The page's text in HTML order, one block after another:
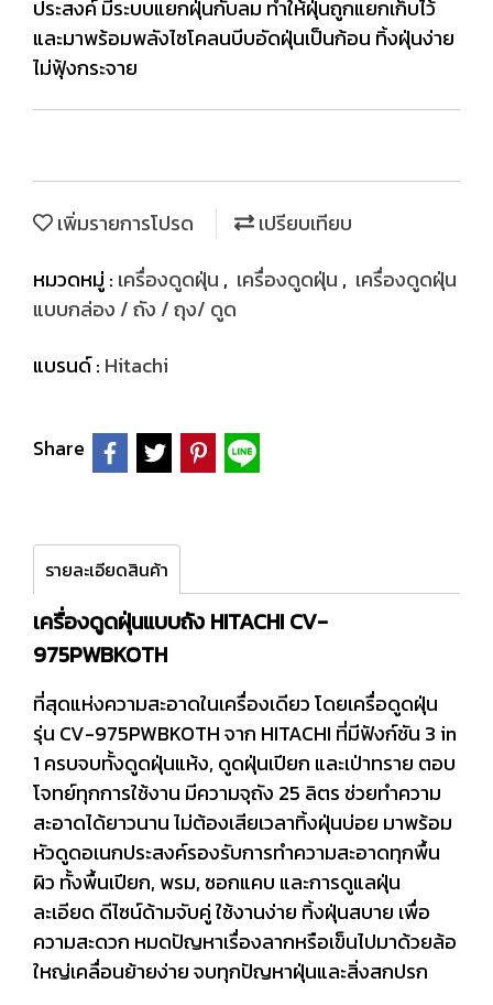
ประสงค์ มีระบบแยกฝุ่นกับลม ทำให้ฝุ่นถูกแยกเก็บไว้
และมาพร้อมพลังไซโคลนบีบอัดฝุ่นเป็นก้อน ทิ้งฝุ่นง่าย
ไม่ฟุ้งกระจาย
เพิ่มรายการโปรด
เปรียบเทียบ
หมวดหมู่ : เครื่องดูดฝุ่น , เครื่องดูดฝุ่น , เครื่องดูดฝุ่น
แบบกล่อง / ถัง / ถุง/ ดูด
แบรนด์ : Hitachi
Share
รายละเอียดสินค้า
เครื่องดูดฝุ่นแบบถัง HITACHI CV-
975PWBKOTH
ที่สุดแห่งความสะอาดในเครื่องเดียว โดยเครื่อดูดฝุ่น
รุ่น CV-975PWBKOTH จาก HITACHI ที่มีฟังก์ชัน 3 in
1 ครบจบทั้งดูดฝุ่นแห้ง, ดูดฝุ่นเปียก และเป่าทราย ตอบ
โจทย์ทุกการใช้งาน มีความจุถัง 25 ลิตร ช่วยทำความ
สะอาดได้ยาวนาน ไม่ต้องเสียเวลาทิ้งฝุ่นบ่อย มาพร้อม
หัวดูดอเนกประสงค์รองรับการทำความสะอาดทุกพื้น
ผิว ทั้งพื้นเปียก, พรม, ซอกแคบ และการดูแลฝุ่น
ละเอียด ดีไซน์ด้ามจับคู่ ใช้งานง่าย ทิ้งฝุ่นสบาย เพื่อ
ความสะดวก หมดปัญหาเรื่องลากหรือเข็นไปมาด้วยล้อ
ใหญ่เคลื่อนย้ายง่าย จบทุกปัญหาฝุ่นและสิ่งสกปรก